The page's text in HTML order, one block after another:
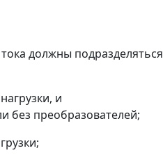
должны подразделяться
и
без преобразователей;